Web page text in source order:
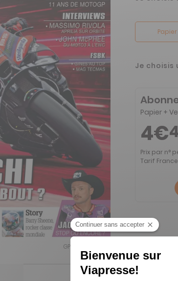
GP Racing n° 58
Papier
Je choisis
Papier +
4€
Prix par n°
Tarif